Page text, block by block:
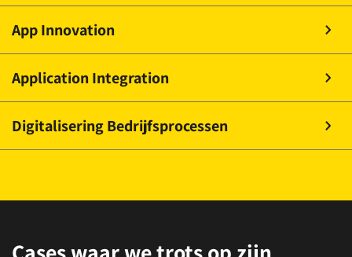
App Innovation
Application Integration
Digitalisering Bedrijfsprocessen